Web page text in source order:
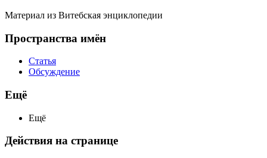
Материал из Витебская энциклопедии
Пространства имён
Статья
Обсуждение
Ещё
Ещё
Действия на странице